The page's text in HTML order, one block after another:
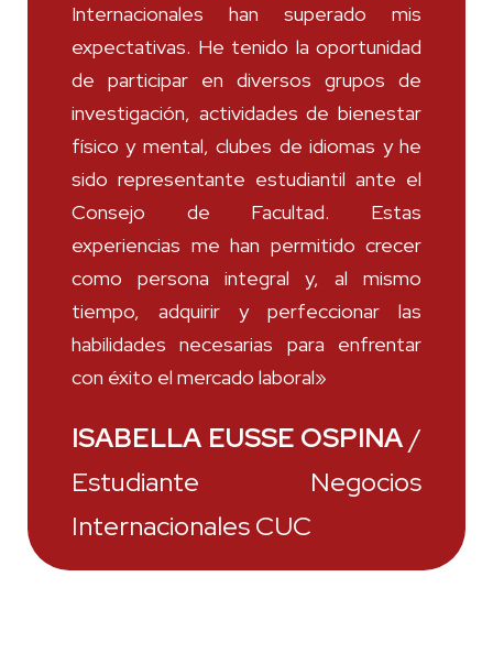
Internacionales han superado mis
expectativas. He tenido la oportunidad
de participar en diversos grupos de
investigación, actividades de bienestar
físico y mental, clubes de idiomas y he
sido representante estudiantil ante el
Consejo de Facultad. Estas
experiencias me han permitido crecer
como persona integral y, al mismo
tiempo, adquirir y perfeccionar las
habilidades necesarias para enfrentar
con éxito el mercado laboral»
ISABELLA EUSSE OSPINA /
Estudiante Negocios
Internacionales CUC